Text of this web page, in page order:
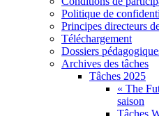
Politique de
Principes directeurs
Téléchargement
Dossiers
Archives des tâches
Tâches 2025
« The
saison
Tâches